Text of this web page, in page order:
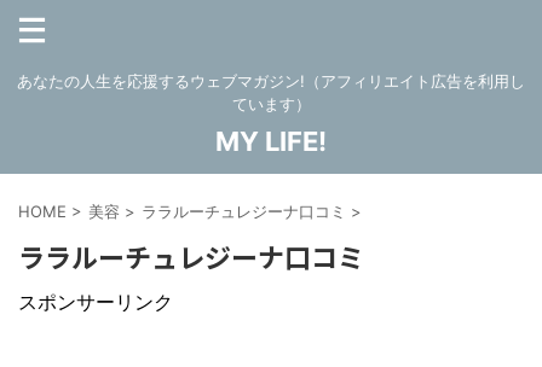
あなたの人生を応援するウェブマガジン!（アフィリエイト広告を利用し
ています）
MY LIFE!
HOME > 美容 > ララルーチュレジーナ口コミ >
ララルーチュレジーナ口コミ
スポンサーリンク